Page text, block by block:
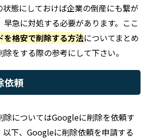
状態にしておけば企業の倒産にも繋が
早急に対処する必要があります。ここ
を格安で削除する方法についてまとめ
をする際の参考にして下さい。
依頼
除についてはGoogleに削除を依頼す
以下、Googleに削除依頼を申請する